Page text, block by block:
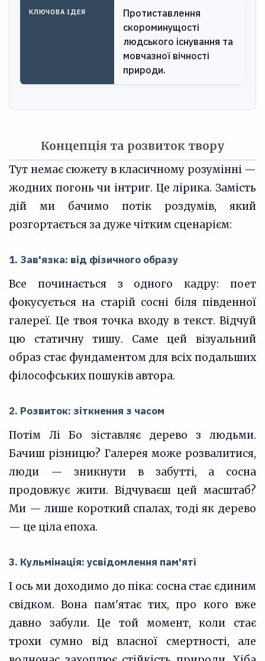
КЛЮЧОВА ІДЕЯ
Протиставлення
скороминущості
людського існування та
мовчазної вічності
природи.
Концепція та розвиток твору
Тут немає сюжету в класичному розумінні —
жодних погонь чи інтриг. Це лірика. Замість
дій ми бачимо потік роздумів, який
розгортається за дуже чітким сценарієм:
1. Зав'язка: від фізичного образу
Все починається з одного кадру: поет
фокусується на старій сосні біля південної
галереї. Це твоя точка входу в текст. Відчуй
цю статичну тишу. Саме цей візуальний
образ стає фундаментом для всіх подальших
філософських пошуків автора.
2. Розвиток: зіткнення з часом
Потім Лі Бо зіставляє дерево з людьми.
Бачиш різницю? Галерея може розвалитися,
люди — зникнути в забутті, а сосна
продовжує жити. Відчуваєш цей масштаб?
Ми — лише короткий спалах, тоді як дерево
— це ціла епоха.
3. Кульмінація: усвідомлення пам'яті
І ось ми доходимо до піка: сосна стає єдиним
свідком. Вона пам'ятає тих, про кого вже
давно забули. Це той момент, коли стає
трохи сумно від власної смертності, але